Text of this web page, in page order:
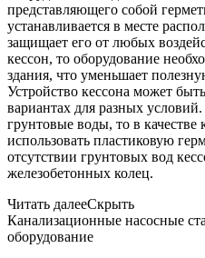
представляющего собой
устанавливается в месте
защищает его от любых
кессон, то оборудование
здания, что уменьшает
Устройство кессона может
вариантах для разных
грунтовые воды, то в качестве
использовать пластиковую
отсутствии грунтовых вод
железобетонных колец.
Читать далееСкрыть
Канализационные насосные
оборудование